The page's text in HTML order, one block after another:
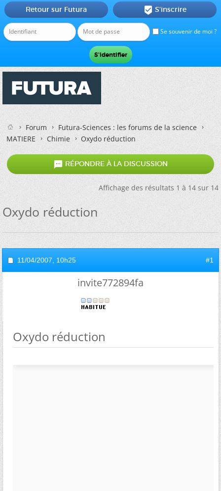
Se souvenir de moi ?
Retour sur Futura  S'inscrire
Forum
Futura-Sciences : les forums de la science
MATIERE
Chimie Oxydo réduction
 RÉPONDRE À LA DISCUSSION
Affichage des résultats 1 à 14 sur 14
Oxydo réduction
11/04/2007, 10h25 #1
invite772894fa
Oxydo réduction